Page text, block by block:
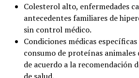
Colesterol alto, enfermedades
antecedentes familiares de
sin control médico.
Condiciones médicas
consumo de proteínas animales
de acuerdo a la recomendación